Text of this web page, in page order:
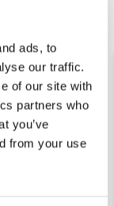
ads, to
our traffic.
of our site with
partners who
you’ve
from your use
verwarmt
Ton Schulten'
biedt.